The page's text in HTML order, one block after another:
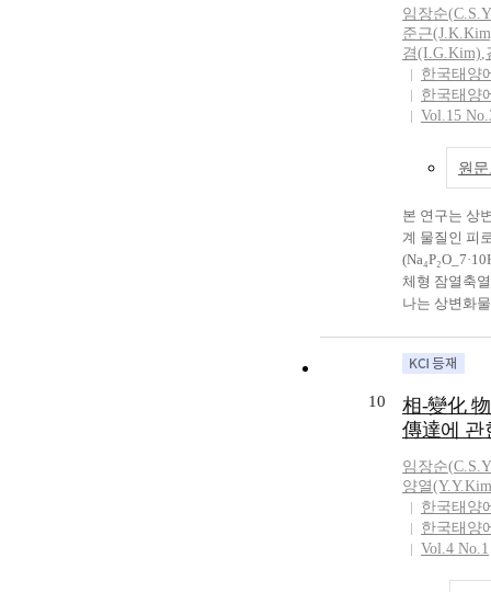
occurs as the
flows down to
change
as the
new set of
temperature
direction),
interface was
inlet direction
same set of
total melting
working fluid
downward.
임장순(
준근
겸(I.G.Kim),
한국태양
한국태양
Vol.15
원
본 연구는 상
계 물질인 피
체형 잠열축
나는 상변화
다. 축열과정
태이므로 액
상으로 나타
어나지 않아
배적인 것으
상변화물질
을수록 열용
극율이 큰 경
10
相-變化
傳達에 관
임장순(
양열
한국태양
한국태양
Vol.4 No.1